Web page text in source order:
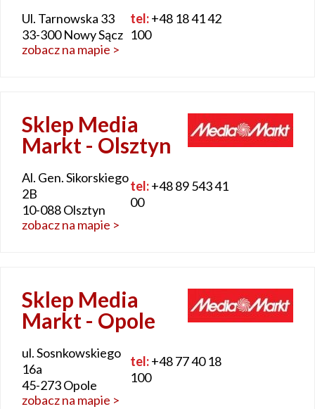
Ul. Tarnowska 33
33-300 Nowy Sącz
tel:+48 18 41 42
100
zobacz na mapie >
Sklep Media
Markt - Olsztyn
Al. Gen. Sikorskiego
2B
10-088 Olsztyn
tel:+48 89 543 41
00
zobacz na mapie >
Sklep Media
Markt - Opole
ul. Sosnkowskiego
16a
45-273 Opole
tel:+48 77 40 18
100
zobacz na mapie >